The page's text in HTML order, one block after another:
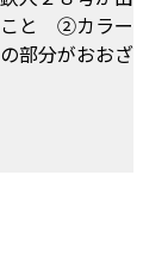
こと ②カラー
部分がおおざ